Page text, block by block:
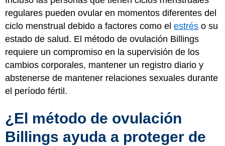
regulares pueden ovular en momentos diferentes del
ciclo menstrual debido a factores como el estrés o su
estado de salud. El método de ovulación Billings
requiere un compromiso en la supervisión de los
cambios corporales, mantener un registro diario y
abstenerse de mantener relaciones sexuales durante
el período fértil.
¿El método de ovulación
Billings ayuda a proteger de